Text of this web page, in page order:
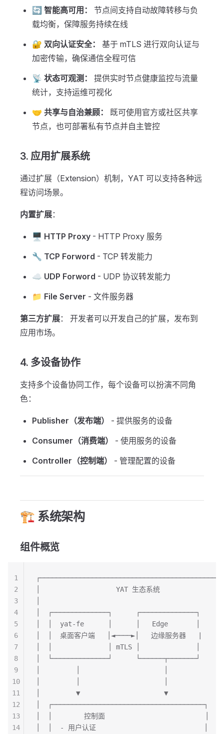
🔄 智能高可用：
节点间支持自动故障转移与负
载均衡，保障服务持续在线
🔐 双向认证安全：
基于 mTLS 进行双向认证与
加密传输，确保通信全程可信
📡 状态可观测：
提供实时节点健康监控与流量
统计，支持运维可视化
🤝 共享与自治兼顾：
既可使用官方或社区共享
节点，也可部署私有节点并自主管控
3. 应用扩展系统
通过扩展（Extension）机制，YAT 可以支持各种远
程访问场景。
内置扩展：
🖥️ HTTP Proxy - HTTP Proxy 服务
🔧 TCP Forword - TCP 转发能力
☁️ UDP Forword - UDP 协议转发能力
📁 File Server - 文件服务器
第三方扩展： 开发者可以开发自己的扩展，发布到
应用市场。
4. 多设备协作
支持多个设备协同工作，每个设备可以扮演不同角
色：
Publisher（发布端）
- 提供服务的设备
Consumer（消费端）
- 使用服务的设备
Controller（控制端）
- 管理配置的设备
🏗️ 系统架构
组件概览
│                   YAT 生态系统
│  ┌──────────────┐      ┌──────────────┐
│  │  yat-fe      │      │   Edge       │
│  │  桌面客户端   │◄────►│   边缘服务器   |
│  │              │ mTLS │              │
│  └──────────────┘      └──────┬───────┘
│         ▼                     ▼
│
│  │        控制面                         │
│  │  - 用户认证                           │
1
2
3
4
5
6
7
8
9
10
11
12
13
14